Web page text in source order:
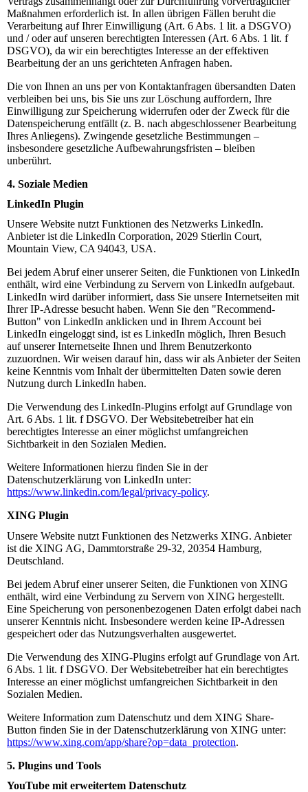
Maßnahmen erforderlich ist. In allen übrigen Fällen beruht die
Verarbeitung auf Ihrer Einwilligung (Art. 6 Abs. 1 lit. a DSGVO)
und / oder auf unseren berechtigten Interessen (Art. 6 Abs. 1 lit. f
DSGVO), da wir ein berechtigtes Interesse an der effektiven
Bearbeitung der an uns gerichteten Anfragen haben.
Die von Ihnen an uns per von Kontaktanfragen übersandten Daten
verbleiben bei uns, bis Sie uns zur Löschung auffordern, Ihre
Einwilligung zur Speicherung widerrufen oder der Zweck für die
Datenspeicherung entfällt (z. B. nach abgeschlossener Bearbeitung
Ihres Anliegens). Zwingende gesetzliche Bestimmungen –
insbesondere gesetzliche Aufbewahrungsfristen – bleiben
unberührt.
4. Soziale Medien
LinkedIn Plugin
Unsere Website nutzt Funktionen des Netzwerks LinkedIn.
Anbieter ist die LinkedIn Corporation, 2029 Stierlin Court,
Mountain View, CA 94043, USA.
Bei jedem Abruf einer unserer Seiten, die Funktionen von LinkedIn
enthält, wird eine Verbindung zu Servern von LinkedIn aufgebaut.
LinkedIn wird darüber informiert, dass Sie unsere Internetseiten mit
Ihrer IP-Adresse besucht haben. Wenn Sie den "Recommend-
Button" von LinkedIn anklicken und in Ihrem Account bei
LinkedIn eingeloggt sind, ist es LinkedIn möglich, Ihren Besuch
auf unserer Internetseite Ihnen und Ihrem Benutzerkonto
zuzuordnen. Wir weisen darauf hin, dass wir als Anbieter der Seiten
keine Kenntnis vom Inhalt der übermittelten Daten sowie deren
Nutzung durch LinkedIn haben.
Die Verwendung des LinkedIn-Plugins erfolgt auf Grundlage von
Art. 6 Abs. 1 lit. f DSGVO. Der Websitebetreiber hat ein
berechtigtes Interesse an einer möglichst umfangreichen
Sichtbarkeit in den Sozialen Medien.
Weitere Informationen hierzu finden Sie in der
Datenschutzerklärung von LinkedIn unter:
https://www.linkedin.com/legal/privacy-policy.
XING Plugin
Unsere Website nutzt Funktionen des Netzwerks XING. Anbieter
ist die XING AG, Dammtorstraße 29-32, 20354 Hamburg,
Deutschland.
Bei jedem Abruf einer unserer Seiten, die Funktionen von XING
enthält, wird eine Verbindung zu Servern von XING hergestellt.
Eine Speicherung von personenbezogenen Daten erfolgt dabei nach
unserer Kenntnis nicht. Insbesondere werden keine IP-Adressen
gespeichert oder das Nutzungsverhalten ausgewertet.
Die Verwendung des XING-Plugins erfolgt auf Grundlage von Art.
6 Abs. 1 lit. f DSGVO. Der Websitebetreiber hat ein berechtigtes
Interesse an einer möglichst umfangreichen Sichtbarkeit in den
Sozialen Medien.
Weitere Information zum Datenschutz und dem XING Share-
Button finden Sie in der Datenschutzerklärung von XING unter:
https://www.xing.com/app/share?op=data_protection.
5. Plugins und Tools
YouTube mit erweitertem Datenschutz